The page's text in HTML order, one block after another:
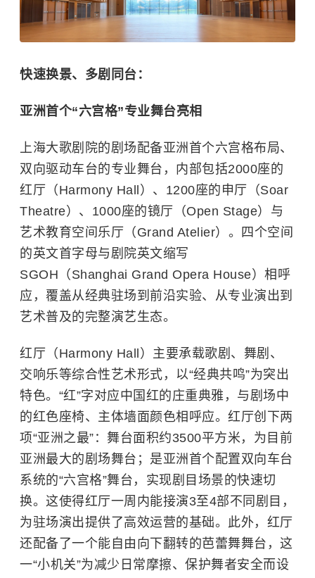
快速换景、多剧同台：
亚洲首个“六宫格”专业舞台亮相
上海大歌剧院的剧场配备亚洲首个六宫格布局、
双向驱动车台的专业舞台，内部包括2000座的
红厅（Harmony Hall）、1200座的申厅（Soar
Theatre）、1000座的镜厅（Open Stage）与
艺术教育空间乐厅（Grand Atelier）。四个空间
的英文首字母与剧院英文缩写
SGOH（Shanghai Grand Opera House）相呼
应，覆盖从经典驻场到前沿实验、从专业演出到
艺术普及的完整演艺生态。
红厅（Harmony Hall）主要承载歌剧、舞剧、
交响乐等综合性艺术形式，以“经典共鸣”为突出
特色。“红”字对应中国红的庄重典雅，与剧场中
的红色座椅、主体墙面颜色相呼应。红厅创下两
项“亚洲之最”：舞台面积约3500平方米，为目前
亚洲最大的剧场舞台；是亚洲首个配置双向车台
系统的“六宫格”舞台，实现剧目场景的快速切
换。这使得红厅一周内能接演3至4部不同剧目，
为驻场演出提供了高效运营的基础。此外，红厅
还配备了一个能自由向下翻转的芭蕾舞舞台，这
一“小机关”为减少日常摩擦、保护舞者安全而设